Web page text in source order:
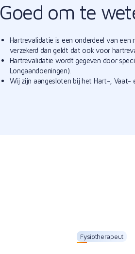
Goed om te
Hartrevalidatie is een onderdeel van
verzekerd dan geldt dat ook voor
Hartrevalidatie wordt gegeven door
Longaandoeningen).
Wij zijn aangesloten bij het Hart-, Vaat-
Fysiotherapeut